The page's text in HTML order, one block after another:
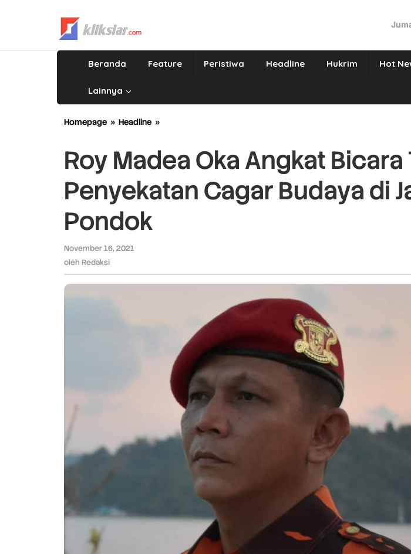
Beranda Feature Peristiwa Headline Hukrim Hot
Lainnya
Homepage » Headline »
Angkat
Bicara
Terkait
Penyekatan
Roy Madea Oka Angkat
Penyekatan Cagar Budaya di
Pondok
November 16, 2021
oleh Redaksi